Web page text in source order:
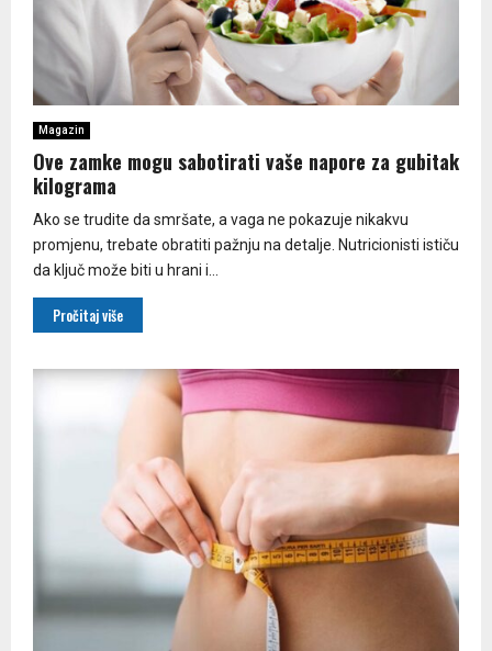
Magazin
Ove zamke mogu sabotirati vaše napore za gubitak
kilograma
Ako se trudite da smršate, a vaga ne pokazuje nikakvu
promjenu, trebate obratiti pažnju na detalje. Nutricionisti ističu
da ključ može biti u hrani i...
Pročitaj više